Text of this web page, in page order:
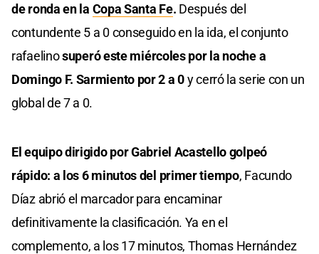
de ronda en la Copa Santa Fe. Después del
contundente 5 a 0 conseguido en la ida, el conjunto
rafaelinosuperó este miércoles por la noche a
Domingo F. Sarmiento por 2 a 0y cerró la serie con un
global de 7 a 0.
El equipo dirigido por Gabriel Acastello golpeó
rápido: a los 6 minutos del primer tiempo, Facundo
Díaz abrió el marcador para encaminar
definitivamente la clasificación. Ya en el
complemento, a los 17 minutos, Thomas Hernández